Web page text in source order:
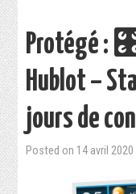
Protégé :
Hublot –
jours de
Posted on 14 avril 2020